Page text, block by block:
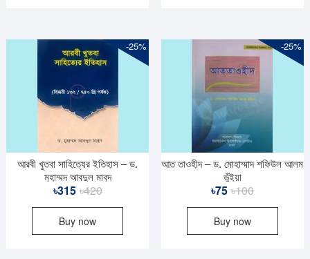
-25%
আরবী খুতবা সাহিত্যের ইতিহাস – ড.
মুহাম্মদ আবদুল মাবুদ
৳420Original
price
৳420.
৳315
Current
price
৳315.
Buy now
-25%
আত তাওহীদ – ড. মোহাম্মাদ শফিউল আলম
ভুঁইয়া
৳100Original
price
৳100.
৳75
Current
price
৳75.
Buy now